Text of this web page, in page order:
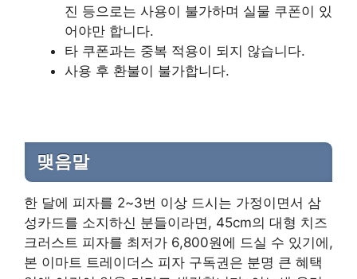
진 등으로는 사용이 불가하며 실물 쿠폰이 있
어야만 합니다.
타 쿠폰과는 중복 적용이 되지 않습니다.
사용 후 환불이 불가합니다.
맺음말
한 달에 피자를 2~3번 이상 드시는 가정이면서 삼
성카드를 소지하신 분들이라면, 45cm의 대형 치즈
크러스트 피자를 최저가 6,800원에 드실 수 있기에,
본 이마트 트레이더스 피자 구독권은 분명 큰 혜택